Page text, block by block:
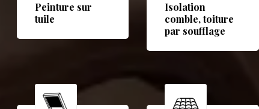
Peinture sur
tuile
Isolation
comble, toiture
par soufflage